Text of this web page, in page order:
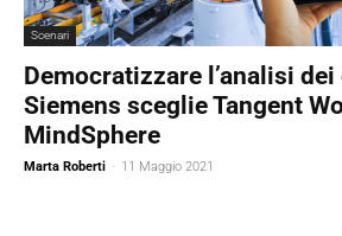
Scenari
Democratizzare l’analisi
Siemens sceglie Tangent
MindSphere
Marta Roberti - 11 Maggio 2021